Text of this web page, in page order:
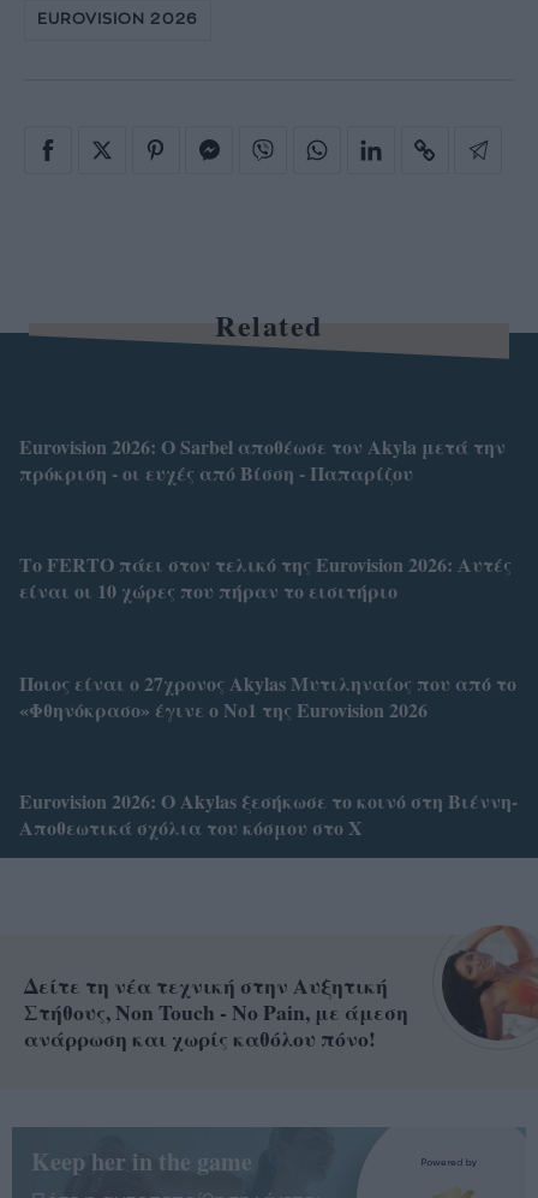
EUROVISION 2026
Related
Eurovision 2026: O Sarbel αποθέωσε τον Akyla μετά την
πρόκριση - οι ευχές από Βίσση - Παπαρίζου
Το FERTO πάει στον τελικό της Eurovision 2026: Αυτές
είναι οι 10 χώρες που πήραν το εισιτήριο
Ποιος είναι ο 27χρονος Akylas Μυτιληναίος που από το
«Φθηνόκρασο» έγινε ο Νο1 της Eurovision 2026
Eurovision 2026: Ο Akylas ξεσήκωσε το κοινό στη Βιέννη-
Αποθεωτικά σχόλια του κόσμου στο X
Δείτε τη νέα τεχνική στην Αυξητική
Στήθους, Non Touch - No Pain, με άμεση
ανάρρωση και χωρίς καθόλου πόνο!
Keep her in the game